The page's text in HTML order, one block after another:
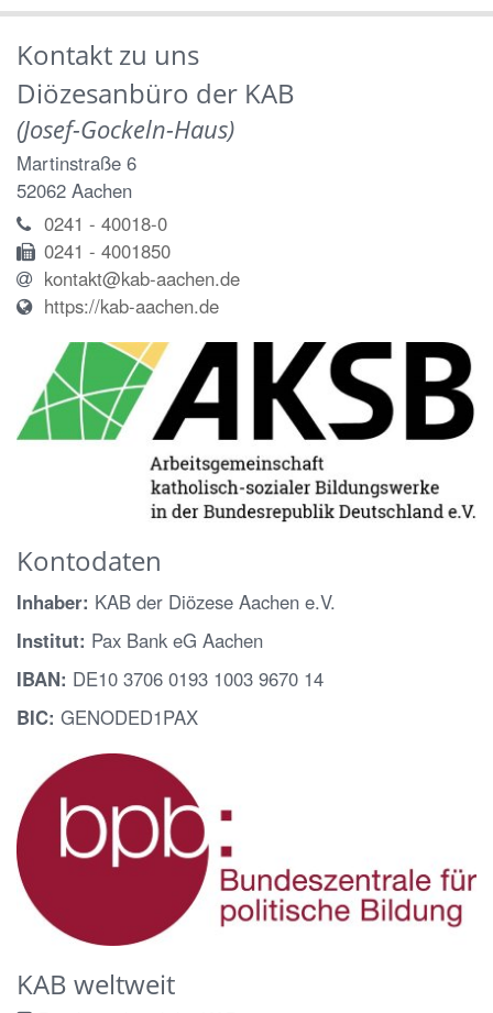
Kontakt zu uns
Diözesanbüro der KAB
(Josef-Gockeln-Haus)
Martinstraße 6
52062 Aachen
0241 - 40018-0
0241 - 4001850
kontakt@kab-aachen.de
https://kab-aachen.de
Kontodaten
Inhaber: KAB der Diözese Aachen e.V.
Institut: Pax Bank eG Aachen
IBAN: DE10 3706 0193 1003 9670 14
BIC: GENODED1PAX
KAB weltweit